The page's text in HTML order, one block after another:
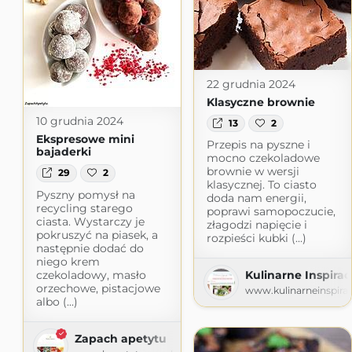
22 grudnia 2024
Klasyczne brownie
13 2
Przepis na pyszne i
mocno czekoladowe
brownie w wersji
klasycznej. To ciasto
doda nam energii,
poprawi samopoczucie,
złagodzi napięcie i
rozpieści kubki (...)
Kulinarne
10 grudnia 2024
Ekspresowe mini
bajaderki
29 2
Pyszny pomysł na
recycling starego
ciasta. Wystarczy je
pokruszyć na piasek, a
następnie dodać do
niego krem
czekoladowy, masło
orzechowe, pistacjowe
albo (...)
Zapach apetytu